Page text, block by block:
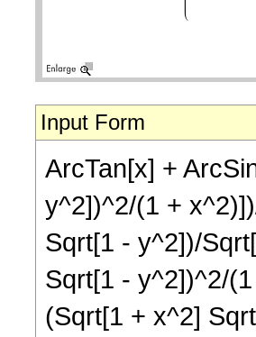
Input Form
ArcTan[x] +
y^2])^2/(1 +
Sqrt[1 - y^2])/
Sqrt[1 - y^2])^2/
(Sqrt[1 + x^2]